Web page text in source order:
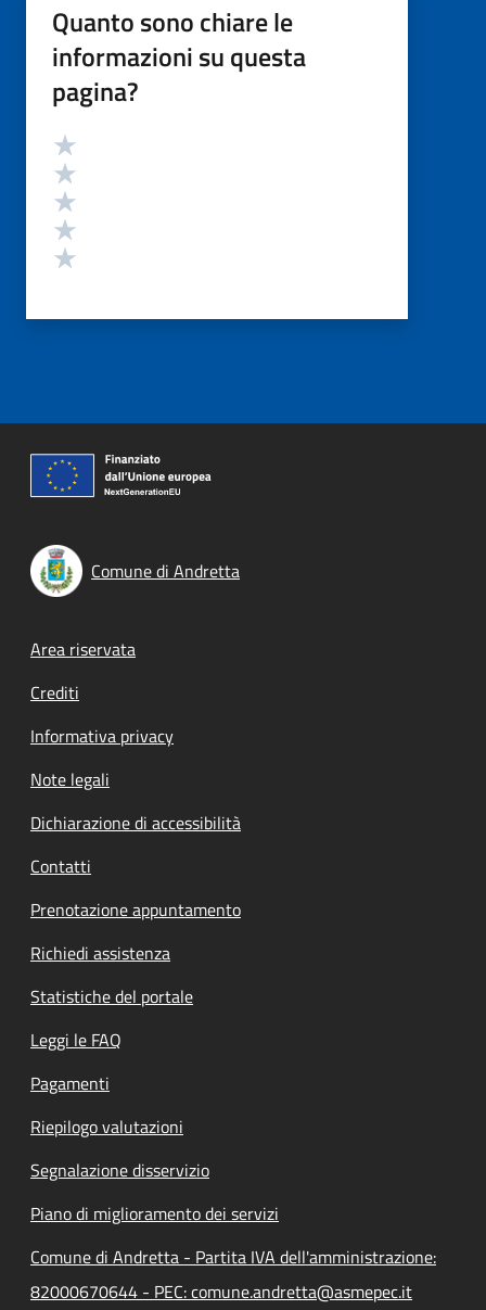
Quanto sono chiare le
informazioni su questa
pagina?
Valutazione
Comune di Andretta
Footer menu
Area riservata
Crediti
Informativa privacy
Note legali
Dichiarazione di accessibilità
Contatti
Prenotazione appuntamento
Richiedi assistenza
Statistiche del portale
Leggi le FAQ
Pagamenti
Riepilogo valutazioni
Segnalazione disservizio
Piano di miglioramento dei servizi
Comune di Andretta - Partita IVA dell'amministrazione:
82000670644 - PEC: comune.andretta@asmepec.it